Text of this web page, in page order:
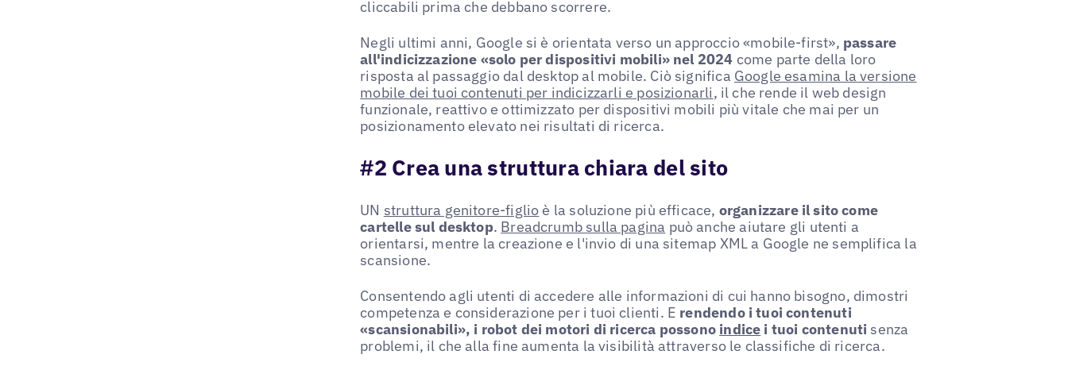
cliccabili prima che debbano scorrere.
Negli ultimi anni, Google si è orientata verso un approccio «mobile-first», passare
all'indicizzazione «solo per dispositivi mobili» nel 2024 come parte della loro
risposta al passaggio dal desktop al mobile. Ciò significa Google esamina la versione
mobile dei tuoi contenuti per indicizzarli e posizionarli, il che rende il web design
funzionale, reattivo e ottimizzato per dispositivi mobili più vitale che mai per un
posizionamento elevato nei risultati di ricerca.
#2 Crea una struttura chiara del sito
UN struttura genitore-figlio è la soluzione più efficace, organizzare il sito come
cartelle sul desktop. Breadcrumb sulla pagina può anche aiutare gli utenti a
orientarsi, mentre la creazione e l'invio di una sitemap XML a Google ne semplifica la
scansione.
Consentendo agli utenti di accedere alle informazioni di cui hanno bisogno, dimostri
competenza e considerazione per i tuoi clienti. E rendendo i tuoi contenuti
«scansionabili», i robot dei motori di ricerca possono indice i tuoi contenuti senza
problemi, il che alla fine aumenta la visibilità attraverso le classifiche di ricerca.